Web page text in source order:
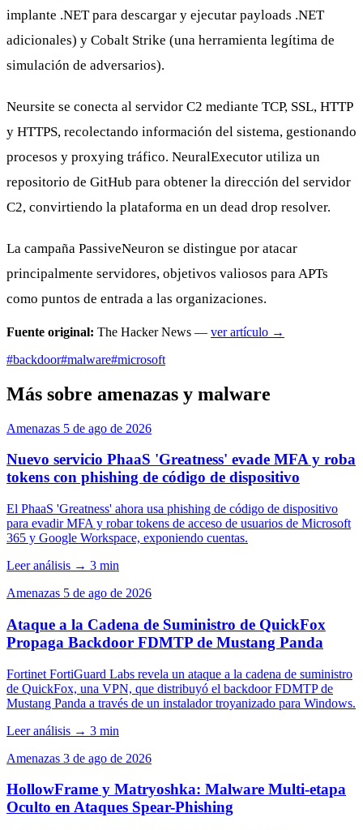
implante .NET para descargar y ejecutar payloads .NET
adicionales) y Cobalt Strike (una herramienta legítima de
simulación de adversarios).
Neursite se conecta al servidor C2 mediante TCP, SSL, HTTP
y HTTPS, recolectando información del sistema, gestionando
procesos y proxying tráfico. NeuralExecutor utiliza un
repositorio de GitHub para obtener la dirección del servidor
C2, convirtiendo la plataforma en un dead drop resolver.
La campaña PassiveNeuron se distingue por atacar
principalmente servidores, objetivos valiosos para APTs
como puntos de entrada a las organizaciones.
Fuente original: The Hacker News — ver artículo →
#backdoor#malware#microsoft
Más sobre amenazas y malware
Amenazas 5 de ago de 2026
Nuevo servicio PhaaS 'Greatness' evade MFA y roba
tokens con phishing de código de dispositivo
El PhaaS 'Greatness' ahora usa phishing de código de dispositivo
para evadir MFA y robar tokens de acceso de usuarios de Microsoft
365 y Google Workspace, exponiendo cuentas.
Leer análisis → 3 min
Amenazas 5 de ago de 2026
Ataque a la Cadena de Suministro de QuickFox
Propaga Backdoor FDMTP de Mustang Panda
Fortinet FortiGuard Labs revela un ataque a la cadena de suministro
de QuickFox, una VPN, que distribuyó el backdoor FDMTP de
Mustang Panda a través de un instalador troyanizado para Windows.
Leer análisis → 3 min
Amenazas 3 de ago de 2026
HollowFrame y Matryoshka: Malware Multi-etapa
Oculto en Ataques Spear-Phishing